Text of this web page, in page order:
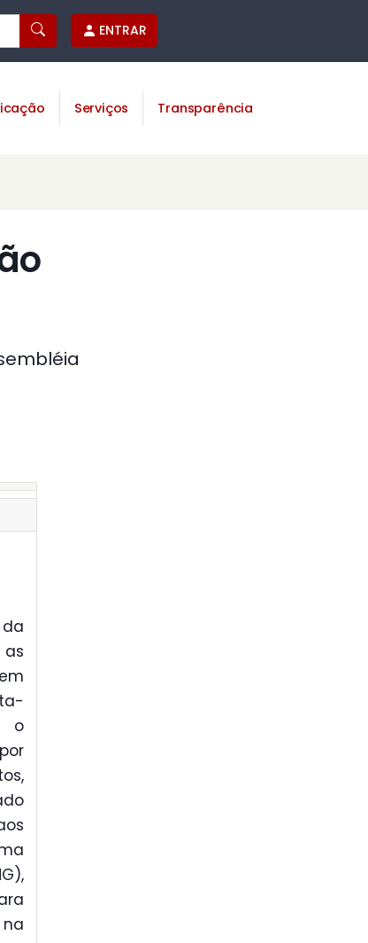
ENTRAR
Serviços Transparência
o